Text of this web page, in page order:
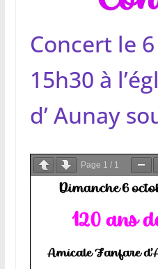
Concert le
15h30 à
d’ Aunay
Page 1 / 1